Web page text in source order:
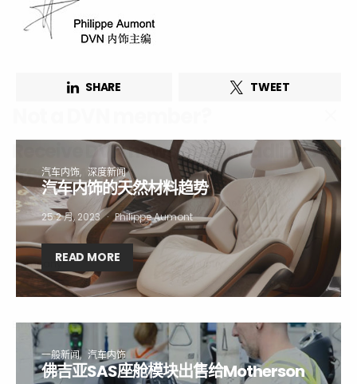
SHARE TWEET
汽车内饰 深度新闻
汽车内饰的天然材料趋势
25 2 月, 2023 Philippe Aumont
READ MORE
一般新闻 汽车内饰
佛吉亚SAS座舱模块出售给Motherson
Not a DVN member?
free now!
First name* Last name*
Company* Country*
Email Address*
I want to subscribe for free for 3 months to:*